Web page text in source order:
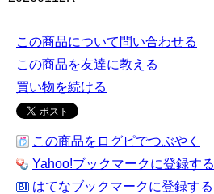
この商品について問い合わせる
この商品を友達に教える
買い物を続ける
この商品をログピでつぶやく
Yahoo!ブックマークに登録する
はてなブックマークに登録する